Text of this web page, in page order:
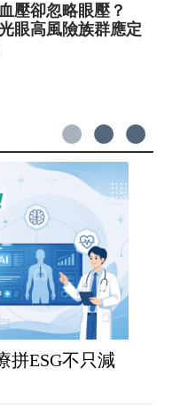
壓卻忽略眼壓？
眼高風險族群應定
拼ESG不只減